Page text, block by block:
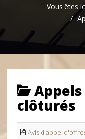
Vous êtes
clôturés
Avis d'appel